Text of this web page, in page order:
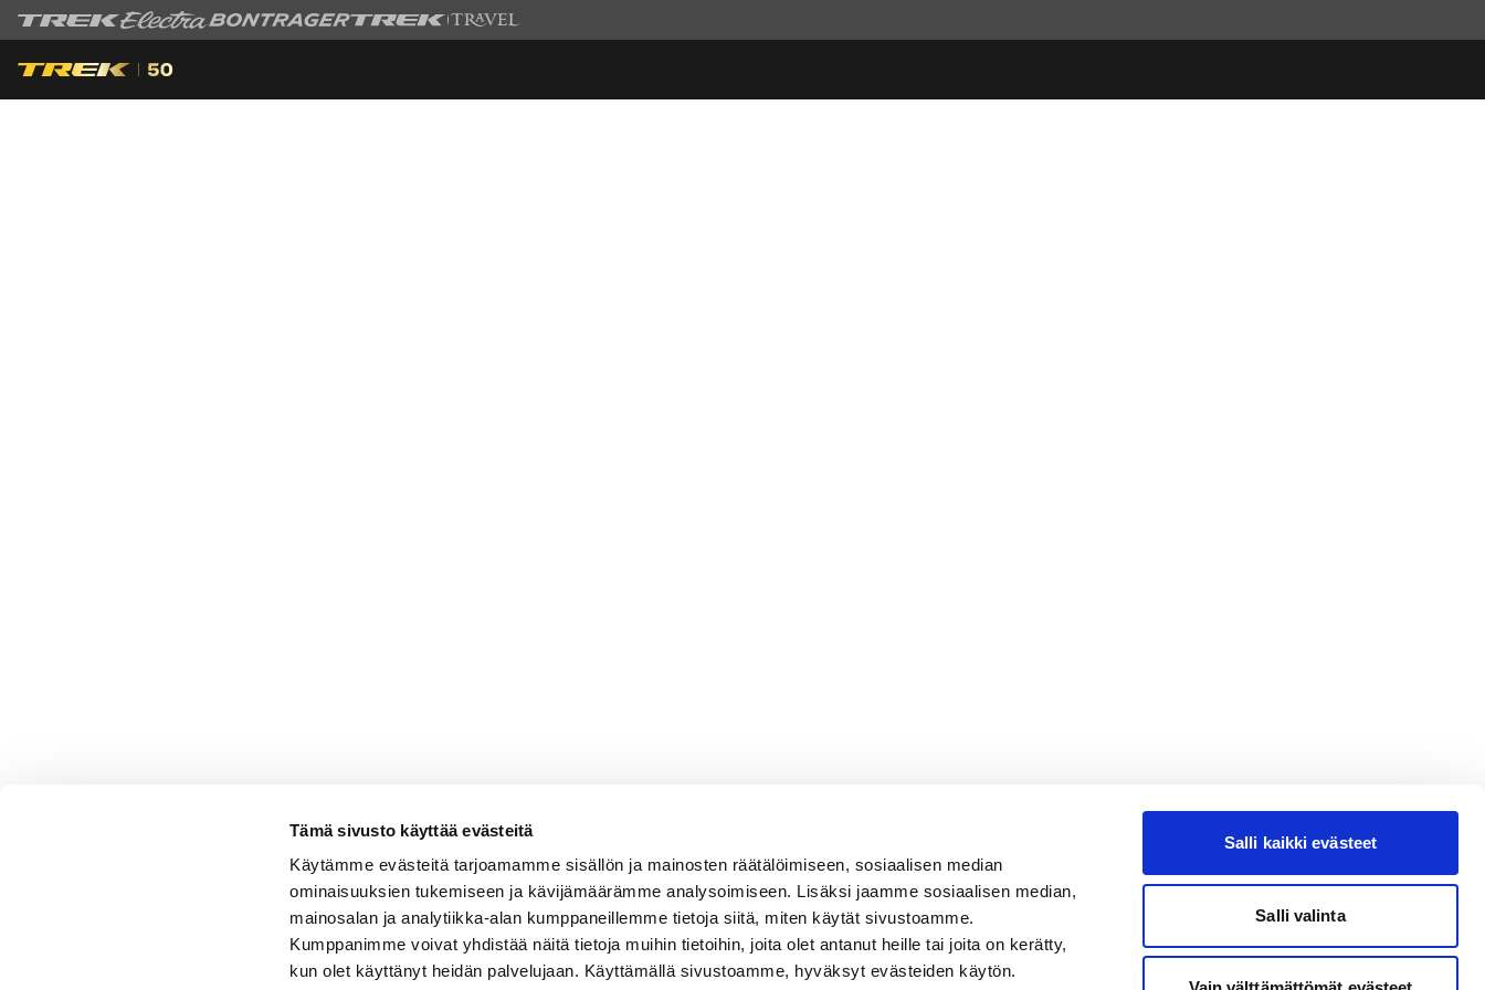
Tämä sivusto käyttää evästeitä
Käytämme evästeitä tarjoamamme sisällön ja mainosten räätälöimiseen, sosiaalisen median
ominaisuuksien tukemiseen ja kävijämäärämme analysoimiseen. Lisäksi jaamme sosiaalisen median,
mainosalan ja analytiikka-alan kumppaneillemme tietoja siitä, miten käytät sivustoamme.
Kumppanimme voivat yhdistää näitä tietoja muihin tietoihin, joita olet antanut heille tai joita on kerätty,
kun olet käyttänyt heidän palvelujaan. Käyttämällä sivustoamme, hyväksyt evästeiden käytön.
Salli kaikki evästeet
Salli valinta